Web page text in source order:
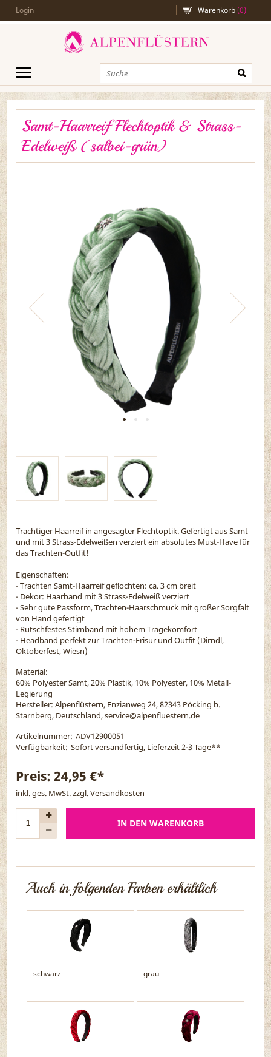
Login Warenkorb(0)
Samt-Haarreif Flechtoptik & Strass-
Edelweiß (salbei-grün)
Trachtiger Haarreif in angesagter Flechtoptik. Gefertigt aus Samt
und mit 3 Strass-Edelweißen verziert ein absolutes Must-Have für
das Trachten-Outfit!
Eigenschaften:
- Trachten Samt-Haarreif geflochten: ca. 3 cm breit
- Dekor: Haarband mit 3 Strass-Edelweiß verziert
- Sehr gute Passform, Trachten-Haarschmuck mit großer Sorgfalt
von Hand gefertigt
- Rutschfestes Stirnband mit hohem Tragekomfort
- Headband perfekt zur Trachten-Frisur und Outfit (Dirndl,
Oktoberfest, Wiesn)
Material:
60% Polyester Samt, 20% Plastik, 10% Polyester, 10% Metall-
Legierung
Hersteller: Alpenflüstern, Enzianweg 24, 82343 Pöcking b.
Starnberg, Deutschland, service@alpenfluestern.de
Artikelnummer: ADV12900051
Verfügbarkeit: Sofort versandfertig, Lieferzeit 2-3 Tage**
Preis:24,95 €*
inkl. ges. MwSt. zzgl.Versandkosten
IN DEN WARENKORB
Auch in folgenden Farben erhältlich
schwarz grau